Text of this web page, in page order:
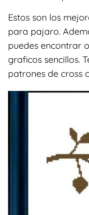
Estos son los
para pajaro.
puedes encontrar
graficos sencillos.
patrones de cross